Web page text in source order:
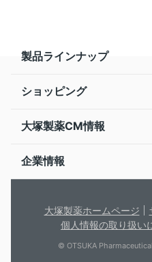
製品ラインナップ
ショッピング
大塚製薬CM情報
企業情報
大塚製薬ホームページ
個人情報の取り扱い
© OTSUKA